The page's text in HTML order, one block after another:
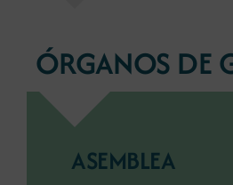
ÓRGANOS DE
ASEMBLEA